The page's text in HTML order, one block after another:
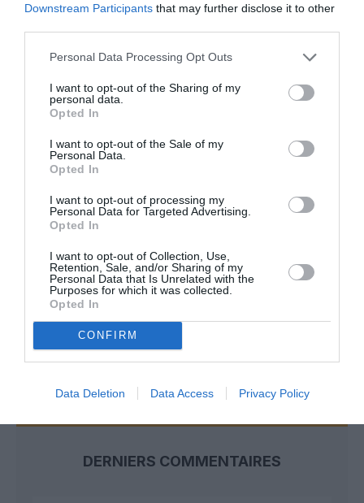
Downstream Participants that may further disclose it to other
Personal Data Processing Opt Outs
I want to opt-out of the Sharing of my
personal data.
Opted In
I want to opt-out of the Sale of my
Personal Data.
Opted In
I want to opt-out of processing my
Personal Data for Targeted Advertising.
Opted In
I want to opt-out of Collection, Use,
Retention, Sale, and/or Sharing of my
Personal Data that Is Unrelated with the
Purposes for which it was collected.
Opted In
CONFIRM
Data Deletion Data Access Privacy Policy
au complet !!!!
développement !
NOUS SOUTENIR
DERNIERS COMMENTAIRES